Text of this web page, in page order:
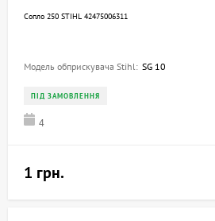
Сопло 250 STIHL 42475006311
Модель обприскувача Stihl: SG 10
ПІД ЗАМОВЛЕННЯ
4
1 грн.